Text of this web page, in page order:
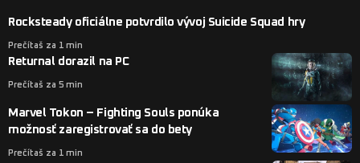
Rocksteady oficiálne potvrdilo vývoj Suicide Squad hry
Prečítaš za 1 min
Returnal dorazil na PC
Prečítaš za 5 min
Marvel Tokon – Fighting Souls ponúka
možnosť zaregistrovať sa do bety
Prečítaš za 1 min